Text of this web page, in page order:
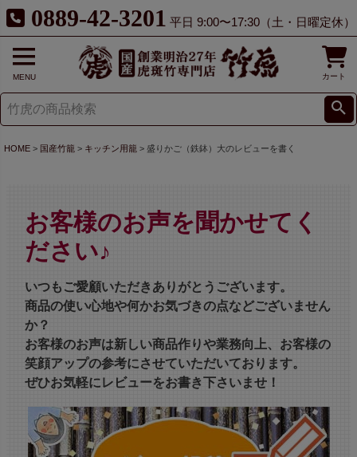
0889-42-3201 平日 9:00〜17:30（土・日曜定休）
MENU カート
HOME 国産竹籠 キッチン用籠 盛りかご（鉄鉢）大のレビューを書く
お客様のお声を聞かせてく
ださい♪
いつもご愛顧いただきありがとうございます。
商品の使い心地や何かお気づきの点などございません
か？
お客様のお声は新しい商品作りや業務向上、お客様の
笑顔アップの参考にさせていただいております。
ぜひお気軽にレビューをお書き下さいませ！